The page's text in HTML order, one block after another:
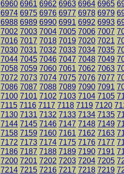
6960 6961 6962 6963 6964 6965
6974 6975 6976 6977 6978 6979
6988 6989 6990 6991 6992 6993
7002 7003 7004 7005 7006 7007
7016 7017 7018 7019 7020 7021
7030 7031 7032 7033 7034 7035
7044 7045 7046 7047 7048 7049
7058 7059 7060 7061 7062 7063
7072 7073 7074 7075 7076 7077
7086 7087 7088 7089 7090 7091
7100 7101 7102 7103 7104 7105
7115 7116 7117 7118 7119 7120
7130 7131 7132 7133 7134 7135
7144 7145 7146 7147 7148 7149
7158 7159 7160 7161 7162 7163
7172 7173 7174 7175 7176 7177
7186 7187 7188 7189 7190 7191
7200 7201 7202 7203 7204 7205
7214 7215 7216 7217 7218 7219